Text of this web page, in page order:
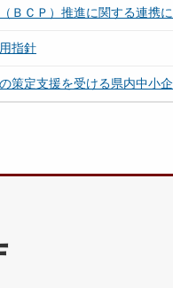
ＢＣＰ）推進に関する連携
指針
策定支援を受ける県内中小